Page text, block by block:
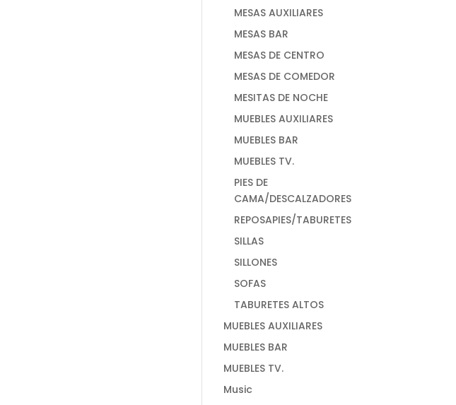
MESAS AUXILIARES
MESAS BAR
MESAS DE CENTRO
MESAS DE COMEDOR
MESITAS DE NOCHE
MUEBLES AUXILIARES
MUEBLES BAR
MUEBLES TV.
PIES DE
CAMA/DESCALZADORES
REPOSAPIES/TABURETES
SILLAS
SILLONES
SOFAS
TABURETES ALTOS
MUEBLES AUXILIARES
MUEBLES BAR
MUEBLES TV.
Music